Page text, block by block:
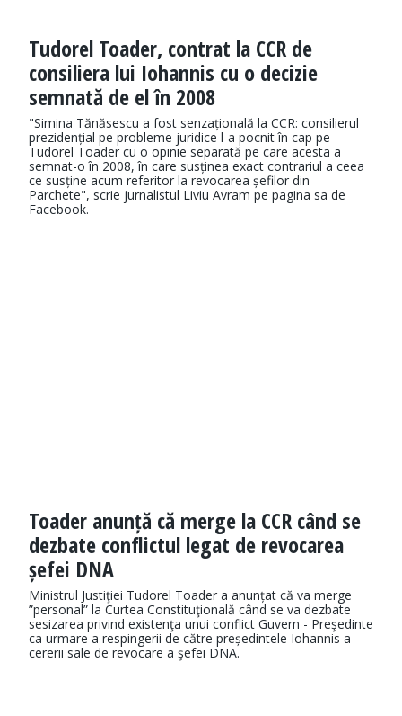
Tudorel Toader, contrat la CCR de
consiliera lui Iohannis cu o decizie
semnată de el în 2008
"Simina Tănăsescu a fost senzațională la CCR: consilierul
prezidențial pe probleme juridice l-a pocnit în cap pe
Tudorel Toader cu o opinie separată pe care acesta a
semnat-o în 2008, în care susținea exact contrariul a ceea
ce susține acum referitor la revocarea șefilor din
Parchete", scrie jurnalistul Liviu Avram pe pagina sa de
Facebook.
Toader anunță că merge la CCR când se
dezbate conflictul legat de revocarea
șefei DNA
Ministrul Justiţiei Tudorel Toader a anunțat că va merge
”personal” la Curtea Constituţională când se va dezbate
sesizarea privind existenţa unui conflict Guvern - Preşedinte
ca urmare a respingerii de către președintele Iohannis a
cererii sale de revocare a şefei DNA.